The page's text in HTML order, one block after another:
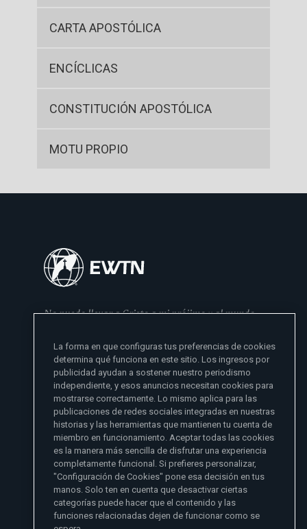
CARTA APOSTÓLICA
ENCÍCLICAS
CONSTITUCIÓN APOSTÓLICA
MOTU PROPIO
No puedo llevar a Cristo a mi prójimo y al mundo
- Madre Angelica
Sitios de noticias EWTN
Aci Prensa
ChurchPOP
Afiliados
English
España
Más información
Contacto
La forma en que configuras tus preferencias de cookies
determina qué funciona en este sitio. Los ingresos por
publicidad ayudan a sostener nuestro periodismo
independiente, y esos anuncios necesitan cookies para
mostrarse correctamente. Lo mismo aplica para las
publicaciones de redes sociales integradas en nuestras
historias y las herramientas que mantienen tu cuenta de
miembro en funcionamiento. Aceptar todas las cookies
es la manera más sencilla de disfrutar una experiencia
completamente funcional. Si prefieres personalizar,
"Configuración de Cookies" pone esa decisión en tus
manos. Solo ten en cuenta que desactivar ciertas
categorías puede hacer que el contenido y las
funciones relacionadas dejen de funcionar como se